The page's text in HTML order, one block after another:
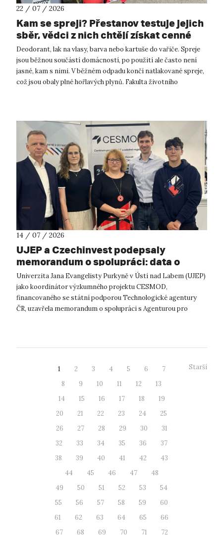
22 / 07 / 2026
Kam se spreji? Přestanov testuje jejich
sběr, vědci z nich chtějí získat cenné
kovy
Deodorant, lak na vlasy, barva nebo kartuše do vařiče. Spreje
jsou běžnou součástí domácností, po použití ale často není
jasné, kam s nimi. V běžném odpadu končí natlakované spreje,
což jsou obaly plné hořlavých plynů. Fakulta životního
14 / 07 / 2026
UJEP a Czechinvest podepsaly
memorandum o spolupráci: data o
podnikatelském prostředí posílí
výzkum CESMOD
Univerzita Jana Evangelisty Purkyně v Ústí nad Labem (UJEP)
jako koordinátor výzkumného projektu CESMOD,
financovaného se státní podporou Technologické agentury
ČR, uzavřela memorandum o spolupráci s Agenturou pro
1 2 3 4 5 6
7
8
9 10 11 12
13
14
15 16 17 18
19
20
21 22 23 24
25
26
27 28 29 30
31
32
33 34 35 36
37
38
39 40 41 42
43
44
45 46 47
48
49
50 51 52 53
54
55
56 57 58 59
60
61
62 63 64 65
66
67
68 69 70 71
72
Starší